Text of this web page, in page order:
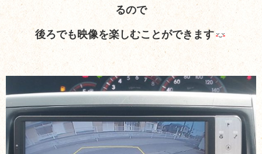
るので
後ろでも映像を楽しむことができます